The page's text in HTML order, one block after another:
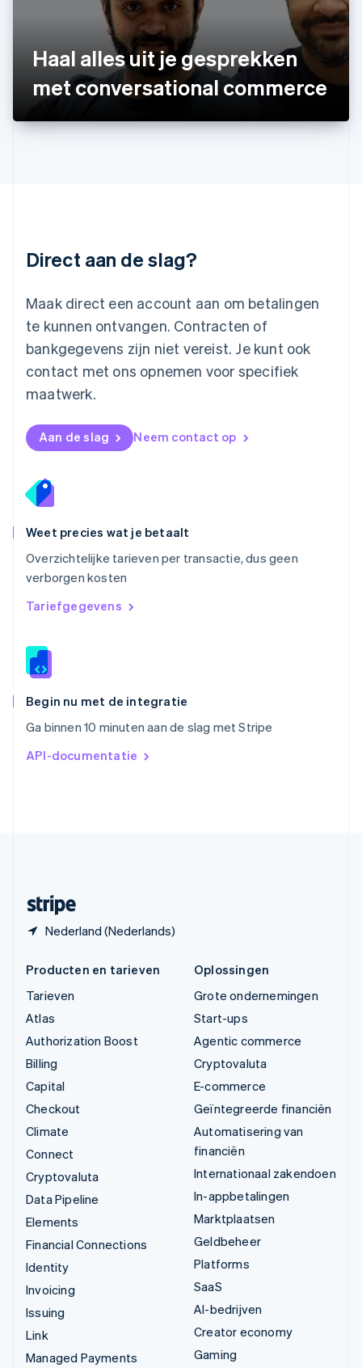
Haal alles uit je gesprekken
met conversational commerce
Direct aan de slag?
Maak direct een account aan om betalingen
te kunnen ontvangen. Contracten of
bankgegevens zijn niet vereist. Je kunt ook
contact met ons opnemen voor specifiek
maatwerk.
Aan de slag Neem contact op
Weet precies wat je betaalt
Overzichtelijke tarieven per transactie, dus geen
verborgen kosten
Tariefgegevens
Begin nu met de integratie
Ga binnen 10 minuten aan de slag met Stripe
API-documentatie
Nederland (Nederlands)
English
Italiano
Letland
English
Liechtenstein
Litouwen
Mexico
Español English
Nederlands English
Nieuw-Zeeland
English
Noorwegen
English
DeutschEnglish
English
Portugal
Roemenië
English
English简体中文
EnglishItaliano
Slowakije
English
Spanje
Thailand
Tsjechië
English
简体中文English
English
Producten en tarieven
Tarieven
Atlas
Authorization Boost
Billing
Capital
Checkout
Climate
Connect
Cryptovaluta
Data Pipeline
Elements
Financial Connections
Identity
Invoicing
Issuing
Link
Managed Payments
Oplossingen
Grote ondernemingen
Start-ups
Agentic commerce
Cryptovaluta
E-commerce
Geïntegreerde financiën
Automatisering van
financiën
Internationaal zakendoen
In-appbetalingen
Marktplaatsen
Geldbeheer
Platforms
SaaS
AI-bedrijven
Creator economy
Gaming